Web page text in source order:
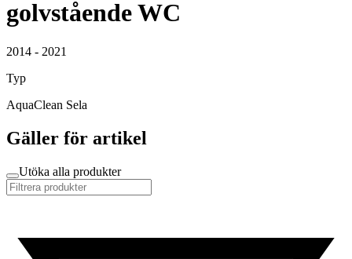
golvstående WC
2014 - 2021
Typ
AquaClean Sela
Gäller för artikel
Utöka alla produkter